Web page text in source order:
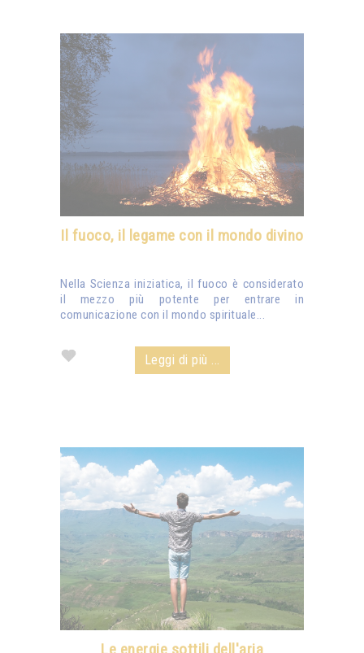
Il fuoco, il legame con il mondo divino
Nella Scienza iniziatica, il fuoco è considerato
il mezzo più potente per entrare in
comunicazione con il mondo spirituale...
Leggi di più ...